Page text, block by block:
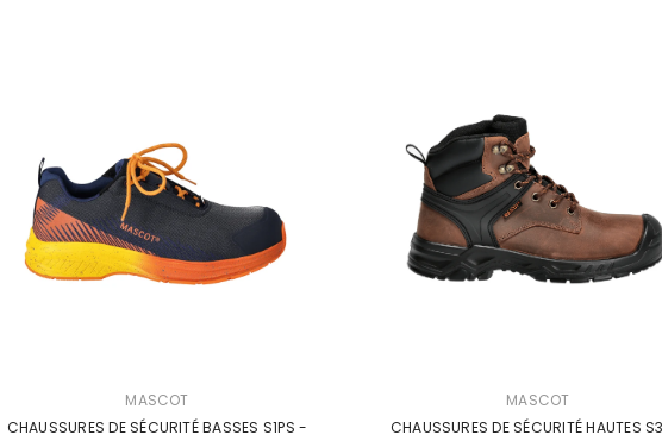
HT
4,20€ TTC
CEINTURE 9071 - SNICKERS- Navy
HT
TTC
MASCOT
CHAUSSURES DE SÉCURITÉ BASSES S1PS -
MASCOT
CHAUSSURES DE SÉCURITÉ HAUTES